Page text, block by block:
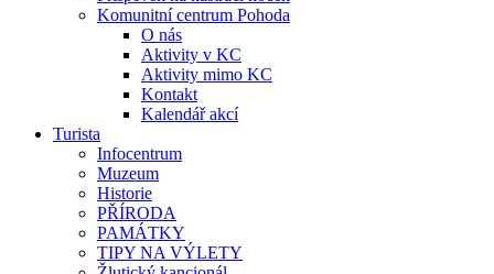
Komunitní centrum Pohoda
O nás
Aktivity v KC
Aktivity mimo KC
Kontakt
Kalendář akcí
Turista
Infocentrum
Muzeum
Historie
PŘÍRODA
PAMÁTKY
TIPY NA VÝLETY